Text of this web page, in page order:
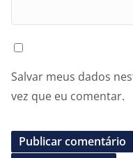
Salvar meus dados
vez que eu comentar.